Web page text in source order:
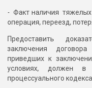
- Факт наличия тяжелых
операция, переезд,
Предоставить
заключения
приведших к
условиях, должен в
процессуального